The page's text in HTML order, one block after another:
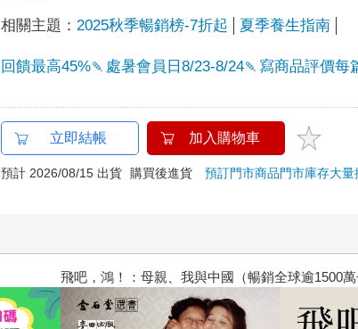
相關主題： 2025秋季暢銷榜-7折起 夏季養生指南
回饋最高45%🍡處暑會員日8/23-8/24🍡寫商品評價每
立即結帳 加入購物車
預計 2026/08/15 出貨 購買後進貨預訂門市商品門市庫存大量
飛吧，鴻！：母親、我與中國（暢銷全球逾1500萬